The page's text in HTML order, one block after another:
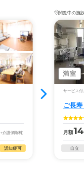
+介護保険料)
認知症可
閲覧中の施
満室
サービス付
ご長
月額
自立